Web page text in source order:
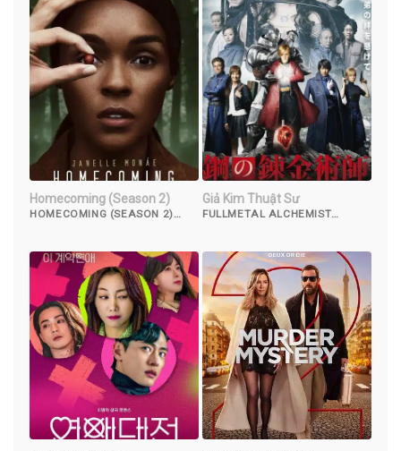
Homecoming (Season 2)
HOMECOMING (SEASON 2)
Giả Kim Thuật Sư
FULLMETAL ALCHEMIST